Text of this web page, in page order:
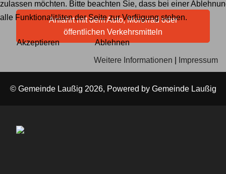
Anfahrt mit dem Auto, Mororrad oder
öffentlichen Verkehrsmitteln
© Gemeinde Laußig 2026, Powered by Gemeinde Laußig
zulassen möchten. Bitte beachten Sie, dass bei einer
alle Funktionalitäten der Seite zur Verfügung stehen.
Akzeptieren Ablehnen
Weitere Informationen Impressum